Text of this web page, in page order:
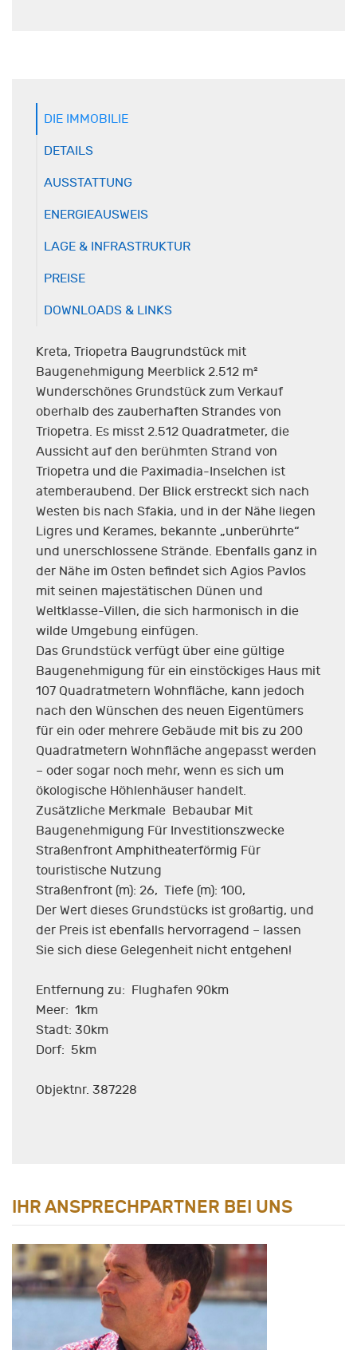
DIE IMMOBILIE
DETAILS
AUSSTATTUNG
ENERGIEAUSWEIS
LAGE & INFRASTRUKTUR
PREISE
DOWNLOADS & LINKS
Kreta, Triopetra Baugrundstück mit
Baugenehmigung Meerblick 2.512 m²
Wunderschönes Grundstück zum Verkauf
oberhalb des zauberhaften Strandes von
Triopetra. Es misst 2.512 Quadratmeter, die
Aussicht auf den berühmten Strand von
Triopetra und die Paximadia-Inselchen ist
atemberaubend. Der Blick erstreckt sich nach
Westen bis nach Sfakia, und in der Nähe liegen
Ligres und Kerames, bekannte „unberührte“
und unerschlossene Strände. Ebenfalls ganz in
der Nähe im Osten befindet sich Agios Pavlos
mit seinen majestätischen Dünen und
Weltklasse-Villen, die sich harmonisch in die
wilde Umgebung einfügen.
Das Grundstück verfügt über eine gültige
Baugenehmigung für ein einstöckiges Haus mit
107 Quadratmetern Wohnfläche, kann jedoch
nach den Wünschen des neuen Eigentümers
für ein oder mehrere Gebäude mit bis zu 200
Quadratmetern Wohnfläche angepasst werden
– oder sogar noch mehr, wenn es sich um
ökologische Höhlenhäuser handelt.
Zusätzliche Merkmale Bebaubar Mit
Baugenehmigung Für Investitionszwecke
Straßenfront Amphitheaterförmig Für
touristische Nutzung
Straßenfront (m): 26, Tiefe (m): 100,
Der Wert dieses Grundstücks ist großartig, und
der Preis ist ebenfalls hervorragend – lassen
Sie sich diese Gelegenheit nicht entgehen!
Entfernung zu: Flughafen 90km
Meer: 1km
Stadt: 30km
Dorf: 5km
Objektnr. 387228
IHR ANSPRECHPARTNER BEI UNS